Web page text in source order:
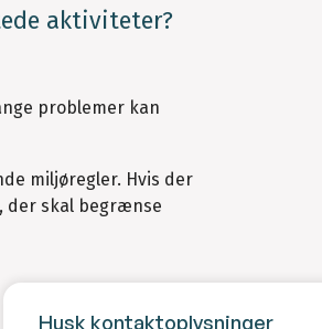
aktiviteter?
problemer kan
miljøregler. Hvis der
der skal begrænse
Husk kontaktoplysninger